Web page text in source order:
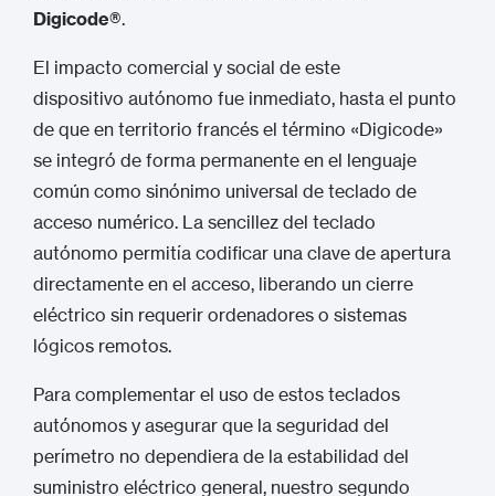
Digicode®.
El impacto comercial y social de este
dispositivo autónomo fue inmediato, hasta el punto
de que en territorio francés el término «Digicode»
se integró de forma permanente en el lenguaje
común como sinónimo universal de teclado de
acceso numérico. La sencillez del teclado
autónomo permitía codificar una clave de apertura
directamente en el acceso, liberando un cierre
eléctrico sin requerir ordenadores o sistemas
lógicos remotos.
Para complementar el uso de estos teclados
autónomos y asegurar que la seguridad del
perímetro no dependiera de la estabilidad del
suministro eléctrico general, nuestro segundo